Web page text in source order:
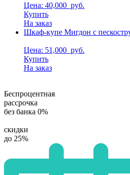
Цена: 40,000 руб.
Купить
На заказ
Шкаф-купе Мигдон с
Цена: 51,000 руб.
Купить
На заказ
Беспроцентная
рассрочка
без банка 0%
скидки
до 25%